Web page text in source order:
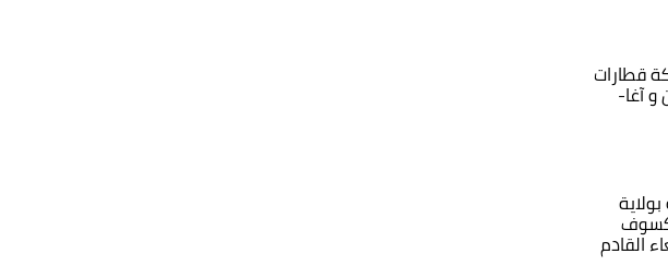
قطارات
آغا-
كسوف
القادم